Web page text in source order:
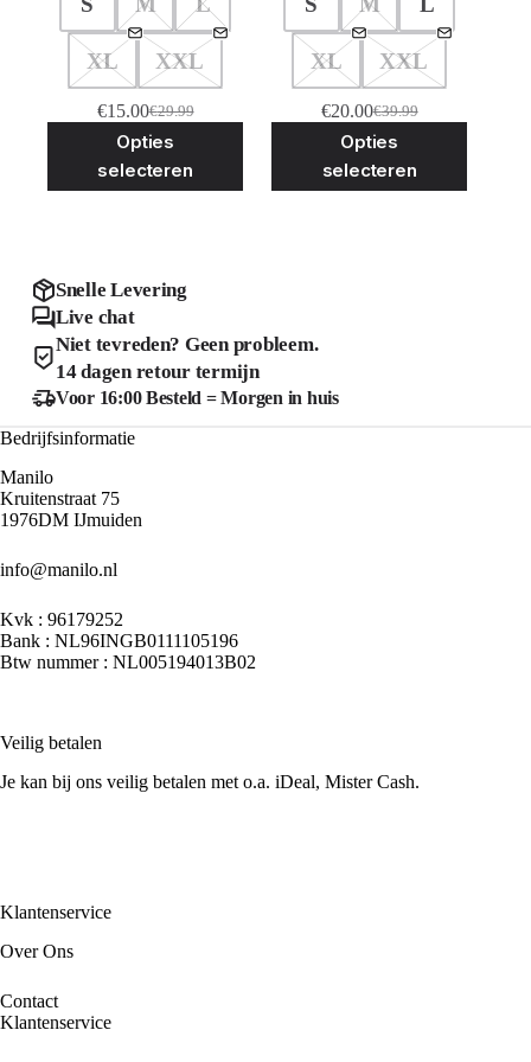
XL XXL
€29.99
Oorspronkelijke
prijs
was:
€15.00Huidige
prijs
is:
Opties
selecteren
meerdere
op
de
productpagina
XL XXL
€39.99
Oorspronkelijke
prijs
was:
€20.00Huidige
prijs
is:
Opties
selecteren
Snelle Levering
Live chat
Niet tevreden? Geen probleem.
14 dagen retour termijn
Voor 16:00 Besteld = Morgen in huis
Bedrijfsinformatie
Manilo
Kruitenstraat 75
1976DM IJmuiden
info@manilo.nl
Kvk : 96179252
Bank : NL96INGB0111105196
Btw nummer : NL005194013B02
Veilig betalen
Je kan bij ons veilig betalen met o.a. iDeal, Mister Cash.
Klantenservice
Over Ons
Contact
Klantenservice